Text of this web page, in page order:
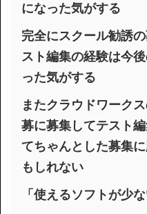
になった気がする
完全にスクール勧誘
スト編集の経験は今
った気がする
またクラウドワーク
募に募集してテスト
てちゃんとした募集
もしれない
「使えるソフトが少な